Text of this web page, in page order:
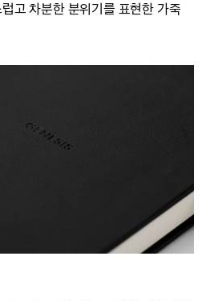
고 차분한 분위기를 표현한 가죽